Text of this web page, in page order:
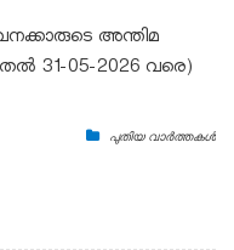
അന്തിമ
31-05-2026 വരെ)
പുതിയ വാർത്തകൾ